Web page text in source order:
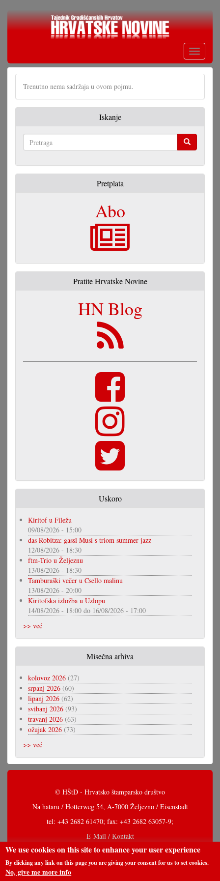
Skoči
Toggle
Trenutno nema sadržaja u ovom pojmu.
Iskanje
Pretplata
Abo
Pratite Hrvatske Novine
HN Blog
Uskoro
Kiritof u Filežu
09/08/2026 - 15:00
das Robitza: gassl Musi s triom summer jazz
12/08/2026 - 18:30
ftm-Trio u Željeznu
13/08/2026 - 18:30
Tamburaški večer u Csello malinu
13/08/2026 - 20:00
Kiritofska izložba u Uzlopu
14/08/2026 - 18:00 do 16/08/2026 - 17:00
>> već
Misečna arhiva
kolovoz 2026 (27)
srpanj 2026 (60)
lipanj 2026 (62)
svibanj 2026 (93)
travanj 2026 (63)
ožujak 2026 (73)
>> već
© HŠtD - Hrvatsko štamparsko društvo
Na hataru / Hotterweg 54, A-7000 Željezno / Eisenstadt
tel: +43 2682 61470; fax: +43 2682 63057-9;
E-Mail / Kontakt
We use cookies on this site to enhance your user experience
By clicking any link on this page you are giving your consent for us to set cookies.
No, give me more info